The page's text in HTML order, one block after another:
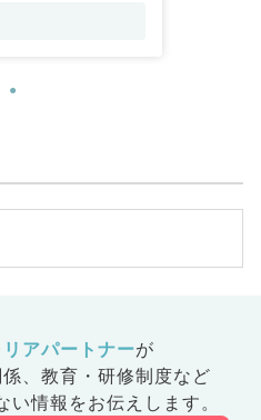
アパートナーが
、 教育・研修制度など
情報をお伝えします。